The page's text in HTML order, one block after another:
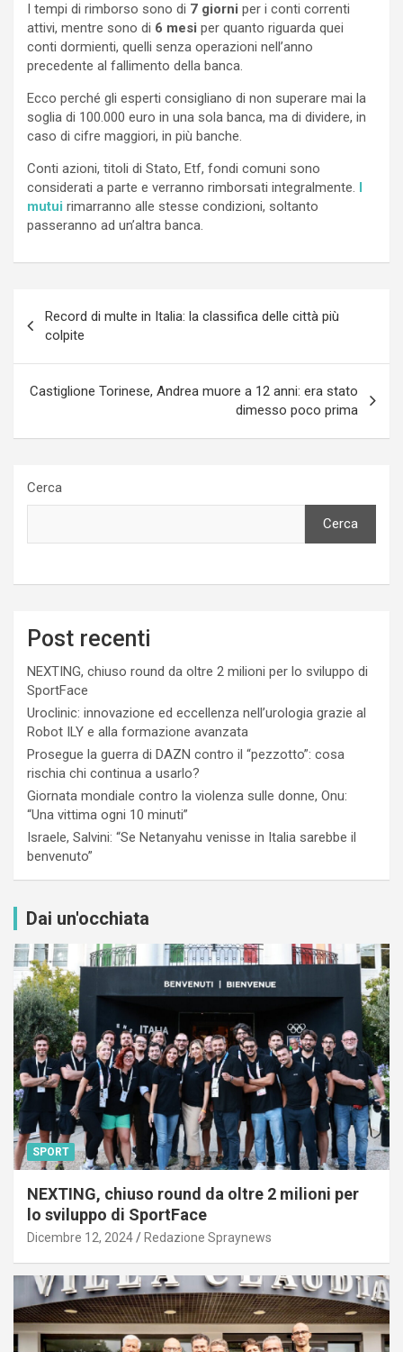
I tempi di rimborso sono di 7 giorni per i conti correnti
attivi, mentre sono di 6 mesi per quanto riguarda quei
conti dormienti, quelli senza operazioni nell’anno
precedente al fallimento della banca.
Ecco perché gli esperti consigliano di non superare mai la
soglia di 100.000 euro in una sola banca, ma di dividere, in
caso di cifre maggiori, in più banche.
Conti azioni, titoli di Stato, Etf, fondi comuni sono
considerati a parte e verranno rimborsati integralmente. I
mutui rimarranno alle stesse condizioni, soltanto
passeranno ad un’altra banca.
articoli
Record di multe in Italia: la classifica delle città più
colpite
Castiglione Torinese, Andrea muore a 12 anni: era stato
dimesso poco prima
Cerca
Cerca
Post recenti
NEXTING, chiuso round da oltre 2 milioni per lo sviluppo di
SportFace
Uroclinic: innovazione ed eccellenza nell’urologia grazie al
Robot ILY e alla formazione avanzata
Prosegue la guerra di DAZN contro il “pezzotto”: cosa
rischia chi continua a usarlo?
Giornata mondiale contro la violenza sulle donne, Onu:
“Una vittima ogni 10 minuti”
Israele, Salvini: “Se Netanyahu venisse in Italia sarebbe il
benvenuto”
Dai un'occhiata
SPORT
NEXTING, chiuso round da oltre 2 milioni per
lo sviluppo di SportFace
Dicembre 12, 2024 Redazione Spraynews